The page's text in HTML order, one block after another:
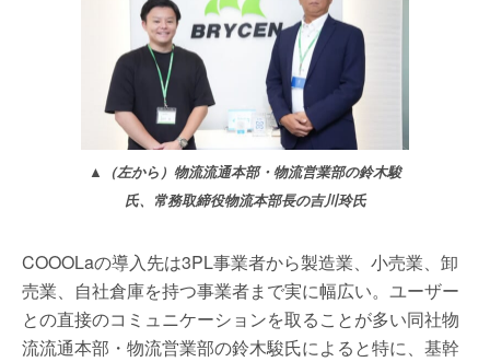
▲（左から）物流流通本部・物流営業部の鈴木駿
氏、常務取締役物流本部長の吉川玲氏
COOOLaの導入先は3PL事業者から製造業、小売業、卸
売業、自社倉庫を持つ事業者まで実に幅広い。ユーザー
との直接のコミュニケーションを取ることが多い同社物
流流通本部・物流営業部の鈴木駿氏によると特に、基幹